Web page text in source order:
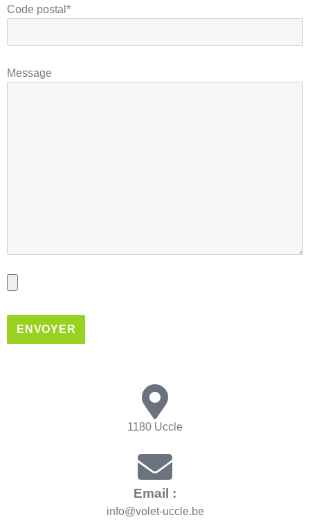
Code postal*
Message
1180 Uccle
Email :
info@volet-uccle.be